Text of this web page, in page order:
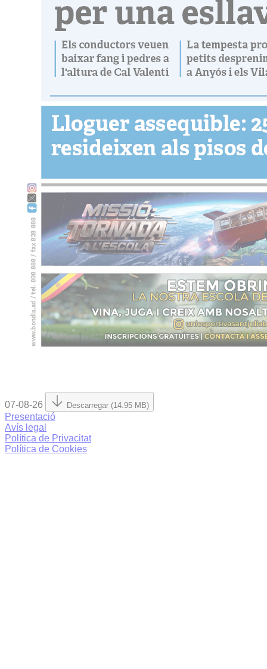
07-08-26 Descarregar (14.95 MB)
Presentació
Avís legal
Política de Privacitat
Política de Cookies